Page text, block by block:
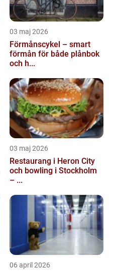
03 maj 2026
Förmånscykel – smart
förmån för både plånbok
och h...
03 maj 2026
Restaurang i Heron City
och bowling i Stockholm
– ...
06 april 2026